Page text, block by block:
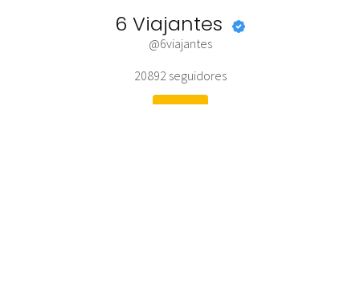
6 Viajantes
@6viajantes
20892 seguidores
Seguir